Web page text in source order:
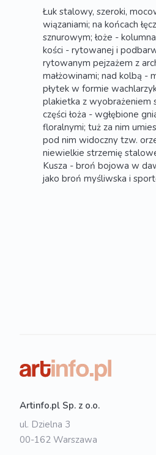
Łuk stalowy, szeroki,
wiązaniami; na końcach
sznurowym; łoże -
kości - rytowanej i
rytowanym pejzażem z
małżowinami; nad kolbą
płytek w formie
plakietka z wyobrażeniem
części łoża - wgłębione
floralnymi; tuż za nim
pod nim widoczny tzw.
niewielkie strzemię
Kusza - broń bojowa w
jako broń myśliwska i
Artinfo.pl Sp. z o.o.
ul. Dzielna 3
00-162 Warszawa